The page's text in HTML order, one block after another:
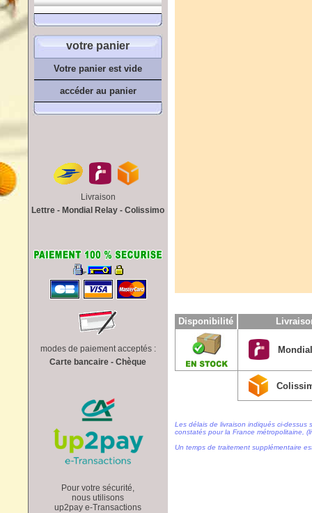
votre panier
Votre panier est vide
accéder au panier
Livraison
Lettre - Mondial Relay - Colissimo
modes de paiement acceptés :
Carte bancaire - Chèque
Pour votre sécurité,
nous utilisons
up2pay e-Transactions
Disponibilité
Les délais de livraison indiqués ci-
constatés pour la France métropolitaine,
Un temps de traitement supplémentaire